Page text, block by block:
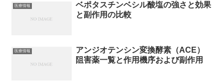
医療情報
ベポタスチンベシル酸塩の強さと効果
と副作用の比較
医療情報
アンジオテンシン変換酵素（ACE）
阻害薬一覧と作用機序および副作用